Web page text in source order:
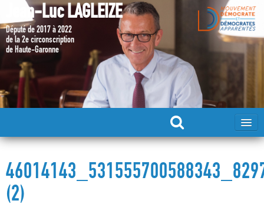
Jean-Luc LAGLEIZE
Député de 2017 à 2022
de la 2e circonscription
de Haute-Garonne
MA CANDIDATURE 2024
(2)